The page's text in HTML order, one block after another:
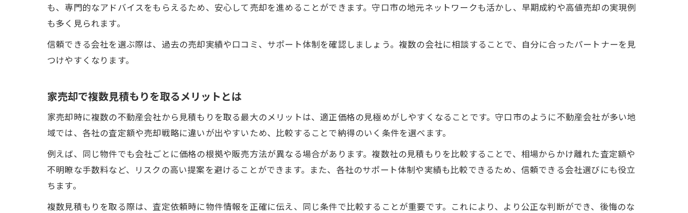
も、専門的なアドバイスをもらえるため、安心して売却を進めることができます。守口市の地元ネットワークも活かし、早期成約や高値売却の実現例
も多く見られます。
信頼できる会社を選ぶ際は、過去の売却実績や口コミ、サポート体制を確認しましょう。複数の会社に相談することで、自分に合ったパートナーを見
つけやすくなります。
家売却で複数見積もりを取るメリットとは
家売却時に複数の不動産会社から見積もりを取る最大のメリットは、適正価格の見極めがしやすくなることです。守口市のように不動産会社が多い地
域では、各社の査定額や売却戦略に違いが出やすいため、比較することで納得のいく条件を選べます。
例えば、同じ物件でも会社ごとに価格の根拠や販売方法が異なる場合があります。複数社の見積もりを比較することで、相場からかけ離れた査定額や
不明瞭な手数料など、リスクの高い提案を避けることができます。また、各社のサポート体制や実績も比較できるため、信頼できる会社選びにも役立
ちます。
複数見積もりを取る際は、査定依頼時に物件情報を正確に伝え、同じ条件で比較することが重要です。これにより、より公正な判断ができ、後悔のな